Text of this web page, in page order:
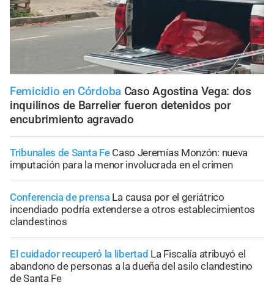
Femicidio en Córdoba Caso Agostina Vega: dos
inquilinos de Barrelier fueron detenidos por
encubrimiento agravado
Tribunales de Santa Fe Caso Jeremías Monzón: nueva
imputación para la menor involucrada en el crimen
Conferencia de prensa La causa por el geriátrico
incendiado podría extenderse a otros establecimientos
clandestinos
El cuidador recuperó la libertad La Fiscalía atribuyó el
abandono de personas a la dueña del asilo clandestino
de Santa Fe